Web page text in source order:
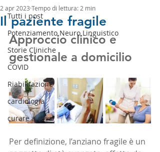
Tutti i post
Potenziamento Neuro Linguistico
Storie Cliniche
COVID
Riabilitazione
cardiologia
curare a casa
Il paziente fragile
2 apr 2023 Tempo di lettura: 2 min
Approccio clinico e
gestionale a domicilio
Per definizione, l’anziano fragile è un